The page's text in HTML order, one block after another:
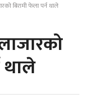
बिरामी फेला पर्न थाले
थाले